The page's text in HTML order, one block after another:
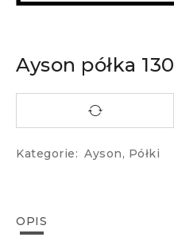
Ayson półka 130
Kategorie: Ayson, Półki
OPIS